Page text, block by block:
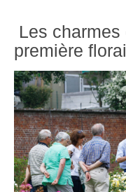
Les
première